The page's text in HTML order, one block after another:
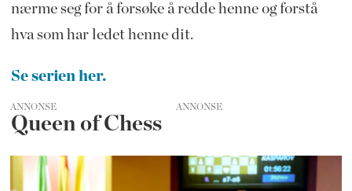
nærme seg for å forsøke å redde henne og forstå
hva som har ledet henne dit.
Se serien her.
ANNONSE
Queen of Chess